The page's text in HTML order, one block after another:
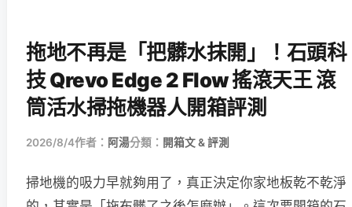
拖地不再是「把髒水抹開」！石頭科
技 Qrevo Edge 2 Flow 搖滾天王 滾
筒活水掃拖機器人開箱評測
2026/8/4作者： 阿湯分類： 開箱文 & 評測
掃地機的吸力早就夠用了，真正決定你家地板乾不乾淨